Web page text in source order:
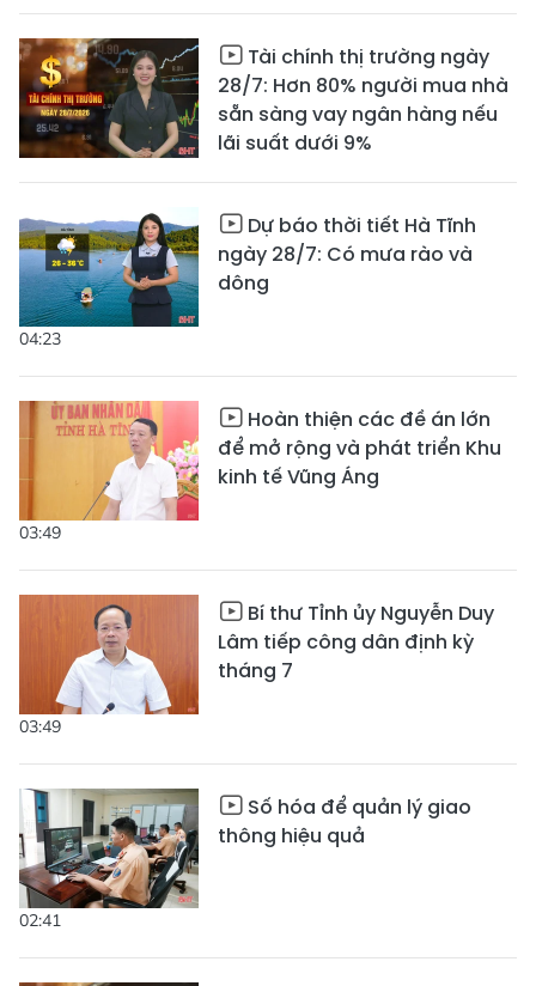
Tài chính thị trường ngày
28/7: Hơn 80% người mua nhà
sẵn sàng vay ngân hàng nếu
lãi suất dưới 9%
04:23
Dự báo thời tiết Hà Tĩnh
ngày 28/7: Có mưa rào và
dông
03:49
Hoàn thiện các đề án lớn
để mở rộng và phát triển Khu
kinh tế Vũng Áng
03:49
Bí thư Tỉnh ủy Nguyễn Duy
Lâm tiếp công dân định kỳ
tháng 7
02:41
Số hóa để quản lý giao
thông hiệu quả